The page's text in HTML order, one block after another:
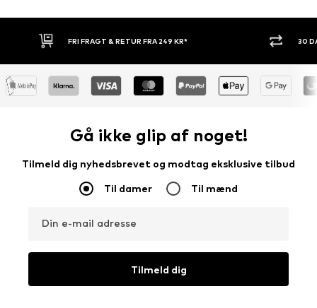
30 DAGES RETURRET KØB
Gå ikke glip af noget!
Tilmeld dig nyhedsbrevet og modtag eksklusive tilbud
Til damer Til mænd
Din e-mail adresse
Tilmeld dig